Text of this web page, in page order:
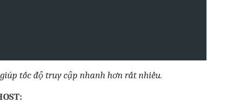
tốc độ truy cập nhanh hơn rất nhiều.